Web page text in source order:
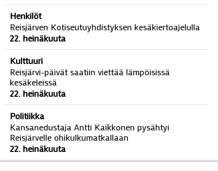
Henkilöt
Reisjärven Kotiseutuyhdistyksen kesäkiertoajelulla
22. heinäkuuta
Kulttuuri
Reisjärvi-päivät saatiin viettää lämpöisissä
kesäkeleissä
22. heinäkuuta
Politiikka
Kansanedustaja Antti Kaikkonen pysähtyi
Reisjärvelle ohikulkumatkallaan
22. heinäkuuta